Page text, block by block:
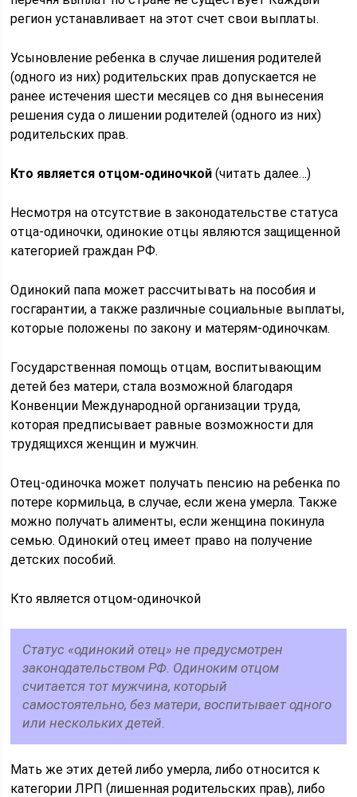
регион устанавливает на этот счет свои выплаты.
Усыновление ребенка в случае лишения родителей
(одного из них) родительских прав допускается не
ранее истечения шести месяцев со дня вынесения
решения суда о лишении родителей (одного из них)
родительских прав.
Кто является отцом-одиночкой (читать далее…)
Несмотря на отсутствие в законодательстве статуса
отца-одиночки, одинокие отцы являются защищенной
категорией граждан РФ.
Одинокий папа может рассчитывать на пособия и
госгарантии, а также различные социальные выплаты,
которые положены по закону и матерям-одиночкам.
Государственная помощь отцам, воспитывающим
детей без матери, стала возможной благодаря
Конвенции Международной организации труда,
которая предписывает равные возможности для
трудящихся женщин и мужчин.
Отец-одиночка может получать пенсию на ребенка по
потере кормильца, в случае, если жена умерла. Также
можно получать алименты, если женщина покинула
семью. Одинокий отец имеет право на получение
детских пособий.
Кто является отцом-одиночкой
Статус «одинокий отец» не предусмотрен
законодательством РФ. Одиноким отцом
считается тот мужчина, который
самостоятельно, без матери, воспитывает одного
или нескольких детей.
Мать же этих детей либо умерла, либо относится к
категории ЛРП (лишенная родительских прав), либо